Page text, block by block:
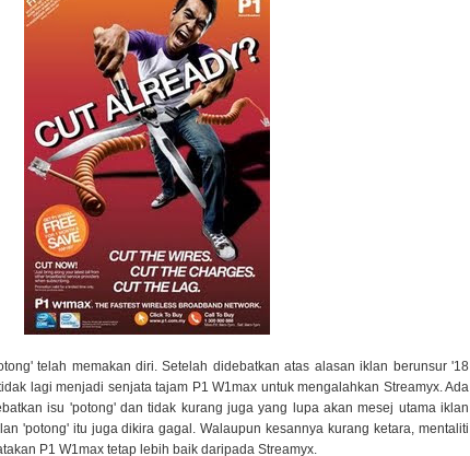
telah memakan diri. Setelah didebatkan atas alasan iklan berunsur '18
lagi menjadi senjata tajam P1 W1max untuk mengalahkan Streamyx. Ada
isu 'potong' dan tidak kurang juga yang lupa akan mesej utama iklan
'potong' itu juga dikira gagal. Walaupun kesannya kurang ketara, mentaliti
P1 W1max tetap lebih baik daripada Streamyx.